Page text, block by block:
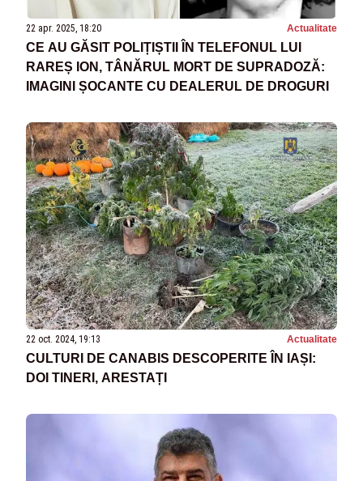
22 apr. 2025, 18:20 Actualitate
CE AU GĂSIT POLIȚIȘTII ÎN TELEFONUL LUI
RAREȘ ION, TÂNĂRUL MORT DE SUPRADOZĂ:
IMAGINI ȘOCANTE CU DEALERUL DE DROGURI
22 oct. 2024, 19:13 Actualitate
CULTURI DE CANABIS DESCOPERITE ÎN IAȘI:
DOI TINERI, ARESTAȚI